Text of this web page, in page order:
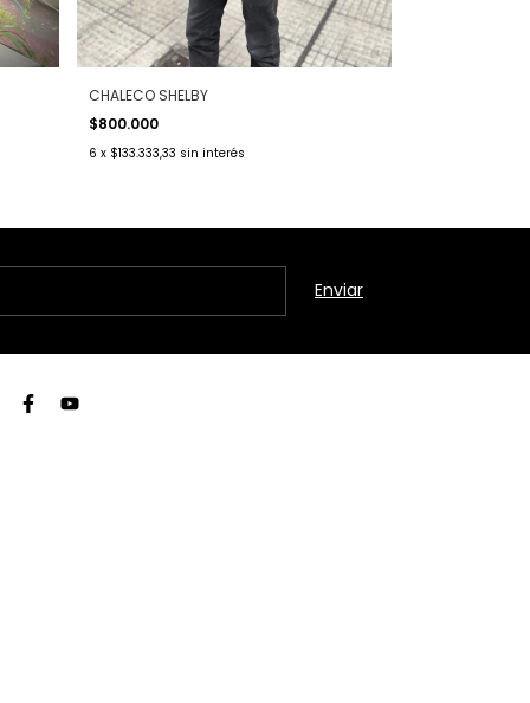
CHALECO SHELBY
$800.000
6 x $133.333,33 sin interés